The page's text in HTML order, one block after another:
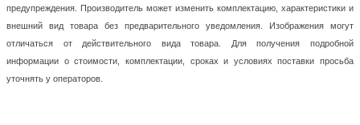
предупреждения. Производитель может изменить комплектацию, характеристики и
внешний вид товара без предварительного уведомления. Изображения могут
отличаться от действительного вида товара. Для получения подробной
информации о стоимости, комплектации, сроках и условиях поставки просьба
уточнять у операторов.